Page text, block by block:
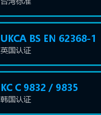
UKCA BS EN 62368-1
英国认证
KC C 9832 / 9835
韩国认证